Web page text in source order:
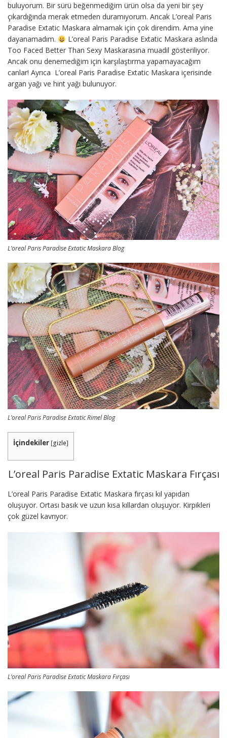
buluyorum. Bir sürü beğenmediğim ürün olsa da yeni bir şey
çıkardığında merak etmeden duramıyorum. Ancak L’oreal Paris
Paradise Extatic Maskara almamak için çok direndim. Ama yine
dayanamadım.
L’oreal Paris Paradise Extatic Maskara aslında
Too Faced Better Than Sexy Maskarasına muadil gösteriliyor.
Ancak onu denemediğim için karşılaştırma yapamayacağım
canlar! Ayrıca L’oreal Paris Paradise Extatic Maskara içerisinde
argan yağı ve hint yağı bulunuyor.
L’oreal Paris Paradise Extatic Maskara Blog
L’oreal Paris Paradise Extatic Rimel Blog
İçindekiler [gizle]
L’oreal Paris Paradise Extatic Maskara Fırçası
L’oreal Paris Paradise Extatic Maskara fırçası kıl yapıdan
oluşuyor. Ortası basık ve uzun kısa kıllardan oluşuyor. Kirpikleri
çok güzel kavrıyor.
L’oreal Paris Paradise Extatic Maskara Fırçası